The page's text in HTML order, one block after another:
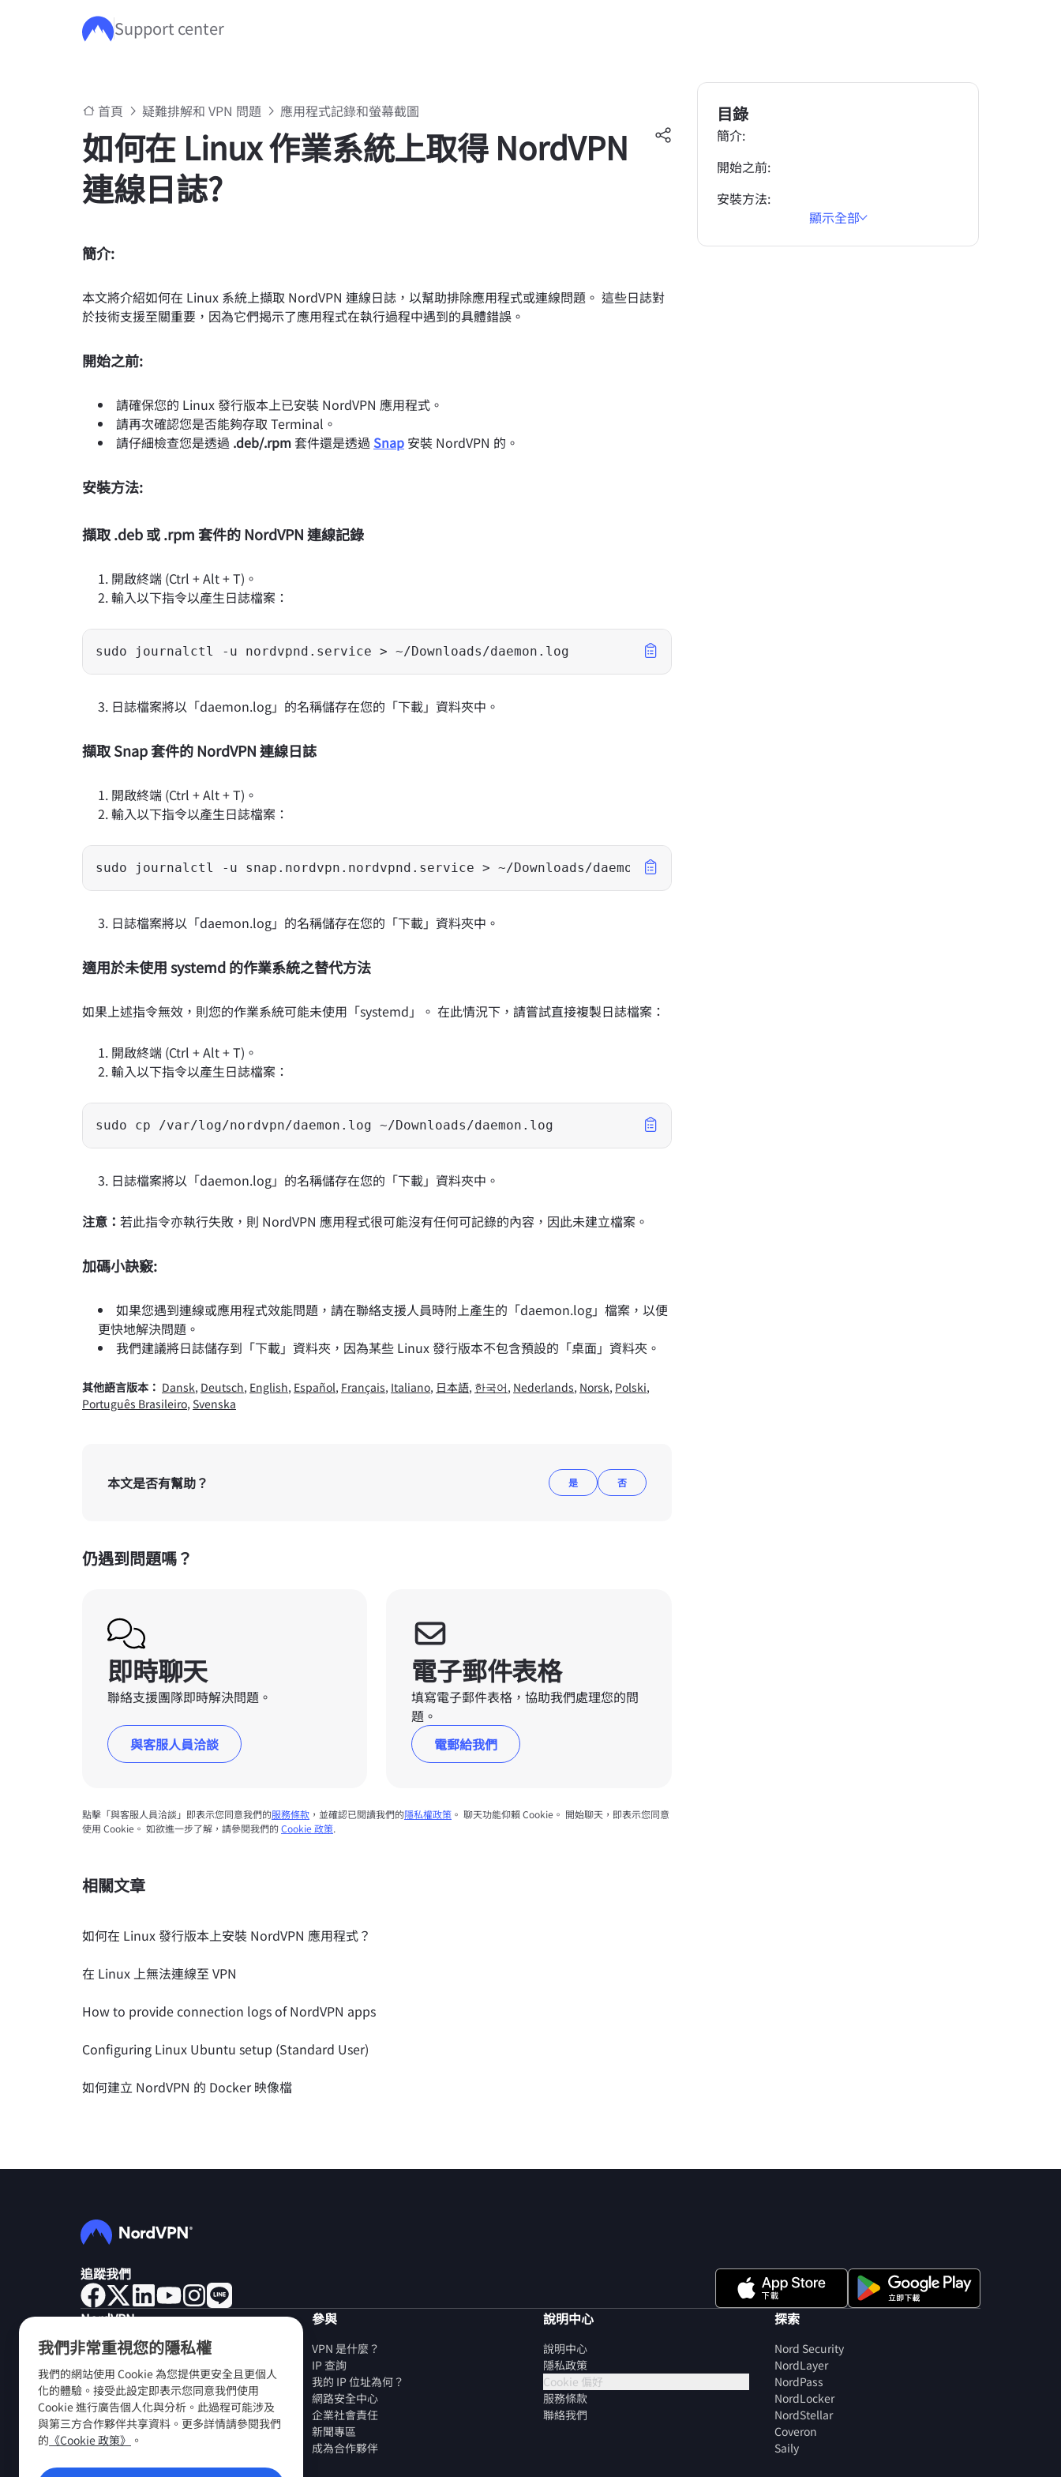
我們非常重視您的隱私權
我們的網站使用 Cookie 為您提供更安全且更個人
化的體驗。接受此設定即表示您同意我們使用
Cookie 進行廣告個人化與分析。此過程可能涉及
與第三方合作夥伴共享資料。更多詳情請參閱我們
的 《Cookie 政策》 。
跳至主要內容
Support center
首頁 疑難排解和 VPN 問題 應用程式記錄和螢幕截圖
如何在 Linux 作業系統上取得 NordVPN
連線日誌?
簡介:
本文將介紹如何在 Linux 系統上擷取 NordVPN 連線日誌，以幫助排除應用程式或連線問題。 這些日誌對
於技術支援至關重要，因為它們揭示了應用程式在執行過程中遇到的具體錯誤。
開始之前:
請確保您的 Linux 發行版本上已安裝 NordVPN 應用程式。
請再次確認您是否能夠存取 Terminal。
請仔細檢查您是透過 .deb/.rpm套件還是透過 Snap 安裝 NordVPN 的。
安裝方法:
擷取 .deb 或 .rpm 套件的 NordVPN 連線記錄
開啟終端 (Ctrl + Alt + T)。
輸入以下指令以產生日誌檔案：
sudo journalctl -u nordvpnd.service > ~/Downloads/daemon.log
日誌檔案將以「daemon.log」的名稱儲存在您的「下載」資料夾中。
擷取 Snap 套件的 NordVPN 連線日誌
開啟終端 (Ctrl + Alt + T)。
輸入以下指令以產生日誌檔案：
sudo journalctl -u snap.nordvpn.nordvpnd.service > ~/Downloads/daemon.log
日誌檔案將以「daemon.log」的名稱儲存在您的「下載」資料夾中。
適用於未使用 systemd 的作業系統之替代方法
如果上述指令無效，則您的作業系統可能未使用「systemd」。 在此情況下，請嘗試直接複製日誌檔案：
開啟終端 (Ctrl + Alt + T)。
輸入以下指令以產生日誌檔案：
sudo cp /var/log/nordvpn/daemon.log ~/Downloads/daemon.log
日誌檔案將以「daemon.log」的名稱儲存在您的「下載」資料夾中。
注意： 若此指令亦執行失敗，則 NordVPN 應用程式很可能沒有任何可記錄的內容，因此未建立檔案。
加碼小訣竅:
如果您遇到連線或應用程式效能問題，請在聯絡支援人員時附上產生的「daemon.log」檔案，以便
更快地解決問題。
我們建議將日誌儲存到「下載」資料夾，因為某些 Linux 發行版本不包含預設的「桌面」資料夾。
其他語言版本： Dansk, Deutsch, English, Español, Français, Italiano, 日本語, 한국어, Nederlands, Norsk, Polski,
Português Brasileiro, Svenska
本文是否有幫助？ 是 否
仍遇到問題嗎？
即時聊天
聯絡支援團隊即時解決問題。
與客服人員洽談
電子郵件表格
填寫電子郵件表格，協助我們處理您的問
題。
電郵給我們
點擊「與客服人員洽談」即表示您同意我們的服務條款 ，並確認已閱讀我們的隱私權政策 。 聊天功能仰賴 Cookie。 開始聊天，即表示您同意
使用 Cookie。 如欲進一步了解，請參閱我們的 Cookie 政策.
相關文章
如何在 Linux 發行版本上安裝 NordVPN 應用程式？
在 Linux 上無法連線至 VPN
How to provide connection logs of NordVPN apps
Configuring Linux Ubuntu setup (Standard User)
如何建立 NordVPN 的 Docker 映像檔
目錄
簡介:
開始之前:
安裝方法:
顯示全部
追蹤我們
NordVPN
關於我們
工作機會
免費試用 VPN
VPN 路由器
評價
學生和員工折扣
在哪裏購買？
推薦好友
參與
VPN 是什麼？
IP 查詢
我的 IP 位址為何？
網路安全中心
企業社會責任
新聞專區
成為合作夥伴
說明中心
說明中心
隱私政策
Cookie 偏好
服務條款
聯絡我們
探索
Nord Security
NordLayer
NordPass
NordLocker
NordStellar
Coveron
Saily